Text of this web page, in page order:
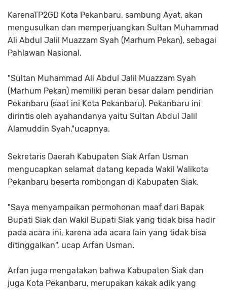
KarenaTP2GD Kota Pekanbaru, sambung Ayat, akan
mengusulkan dan memperjuangkan Sultan Muhammad
Ali Abdul Jalil Muazzam Syah (Marhum Pekan), sebagai
Pahlawan Nasional.
"Sultan Muhammad Ali Abdul Jalil Muazzam Syah
(Marhum Pekan) memiliki peran besar dalam pendirian
Pekanbaru (saat ini Kota Pekanbaru). Pekanbaru ini
dirintis oleh ayahandanya yaitu Sultan Abdul Jalil
Alamuddin Syah,"ucapnya.
Sekretaris Daerah Kabupaten Siak Arfan Usman
mengucapkan selamat datang kepada Wakil Walikota
Pekanbaru beserta rombongan di Kabupaten Siak.
"Saya menyampaikan permohonan maaf dari Bapak
Bupati Siak dan Wakil Bupati Siak yang tidak bisa hadir
pada acara ini, karena ada acara lain yang tidak bisa
ditinggalkan", ucap Arfan Usman.
Arfan juga mengatakan bahwa Kabupaten Siak dan
juga Kota Pekanbaru, merupakan kakak adik yang